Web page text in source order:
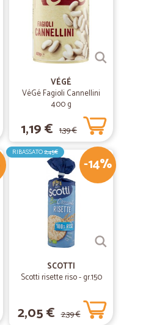
VÉGÉ
VéGé Fagioli Cannellini
400 g
1,19 € 1,39 €
-14%
RIBASSATO2,45€
SCOTTI
Scotti risette riso - gr.150
2,05 € 2,39 €